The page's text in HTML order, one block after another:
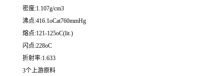
密度:1.107g/cm3
沸点:416.1oCat760mmHg
熔点:121-125oC(lit.)
闪点:228oC
折射率:1.633
3个上游原料